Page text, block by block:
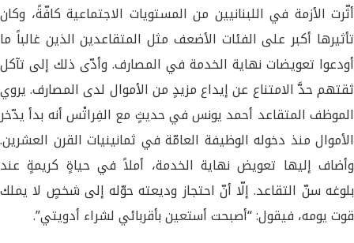
أثّرت الأزمة في اللبنانيين من المستويات الاجتماعية كافّةً، وكان
تأثيرها أكبر على الفئات الأضعف مثل المتقاعدين الذين غالباً ما
أودعوا تعويضات نهاية الخدمة في المصارف. وأدّى ذلك إلى تآكل
ثقتهم حدَّ الامتناع عن إيداع مزيدٍ من الأموال لدى المصارف. يروي
الموظف المتقاعد أحمد يونس في حديثٍ مع الفِراتْس أنه بدأ يدّخر
الأموال منذ دخوله الوظيفة العامّة في ثمانينيات القرن العشرين.
وأضاف إليها تعويض نهاية الخدمة، أملاً في حياةٍ كريمةٍ عند
بلوغه سنّ التقاعد. إلّا أنّ احتجاز وديعته حوّله إلى شخصٍ لا يملك
قوت يومه، فيقول: “أصبحت أستعين بأقربائي لشراء أدويتي”.